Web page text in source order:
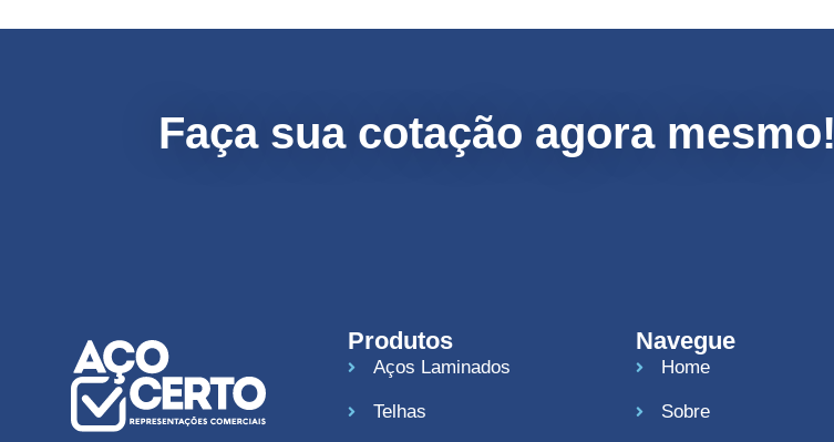
Faça sua cotação agora mesmo!
Produtos
Aços Laminados
Telhas
Navegue
Home
Sobre